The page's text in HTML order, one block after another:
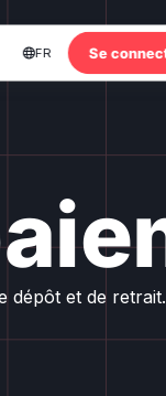
FR Se
dépôt et de retrait.